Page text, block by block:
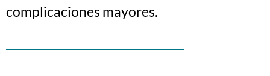
complicaciones mayores.